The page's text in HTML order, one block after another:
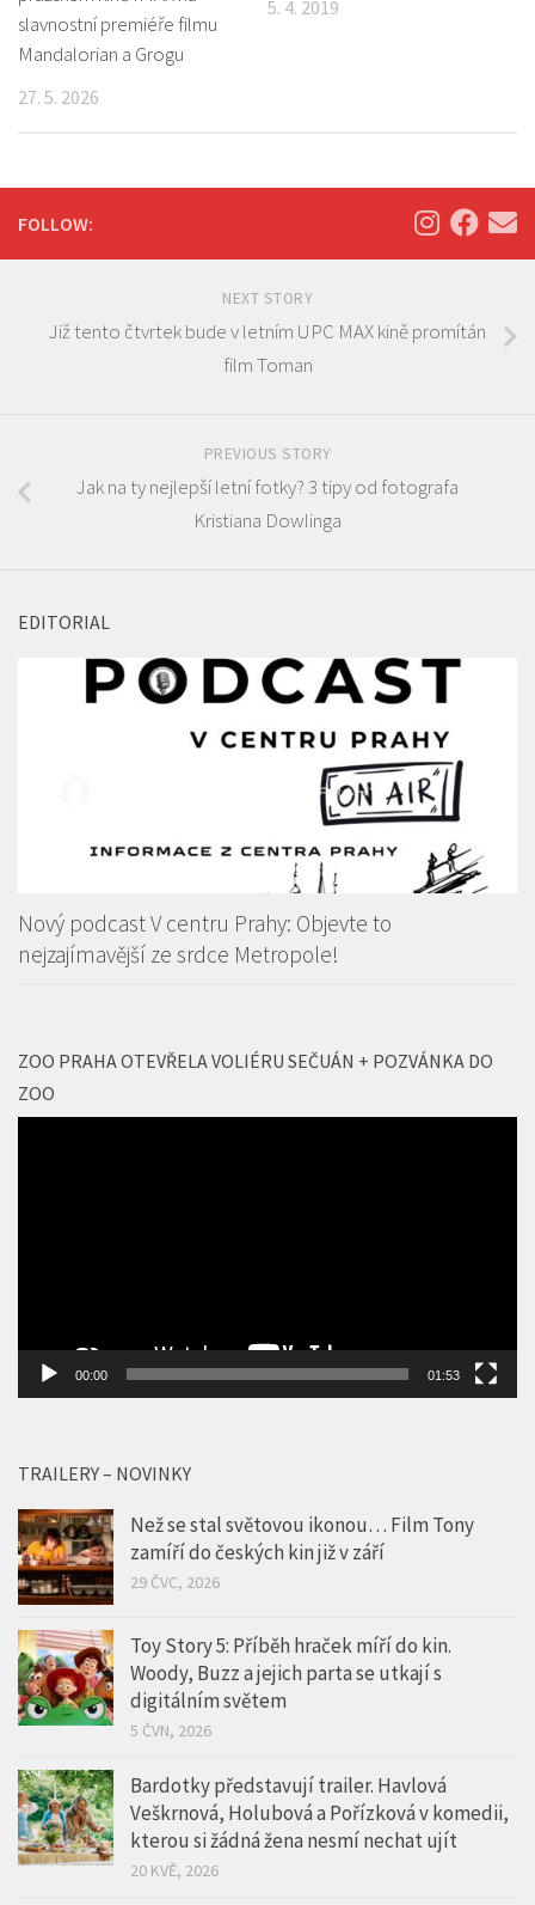
slavnostní premiéře filmu
Mandalorian a Grogu
27. 5. 2026
5. 4. 2019
FOLLOW:
NEXT STORY
Již tento čtvrtek bude v letním UPC MAX kině promítán
film Toman
PREVIOUS STORY
Jak na ty nejlepší letní fotky? 3 tipy od fotografa
Kristiana Dowlinga
EDITORIAL
Nový podcast V centru Prahy: Objevte to
nejzajímavější ze srdce Metropole!
ZOO PRAHA OTEVŘELA VOLIÉRU SEČUÁN + POZVÁNKA DO
ZOO
00:00 01:53
TRAILERY – NOVINKY
Než se stal světovou ikonou… Film Tony
zamíří do českých kin již v září
29 ČVC, 2026
Toy Story 5: Příběh hraček míří do kin.
Woody, Buzz a jejich parta se utkají s
digitálním světem
5 ČVN, 2026
Bardotky představují trailer. Havlová
Veškrnová, Holubová a Pořízková v komedii,
kterou si žádná žena nesmí nechat ujít
20 KVĚ, 2026